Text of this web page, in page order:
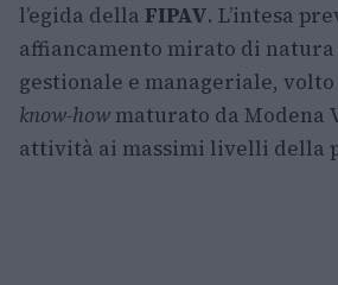
l’egida della FIPAV. L’intesa
affiancamento mirato di
gestionale e manageriale,
know-how maturato da Modena
attività ai massimi livelli della